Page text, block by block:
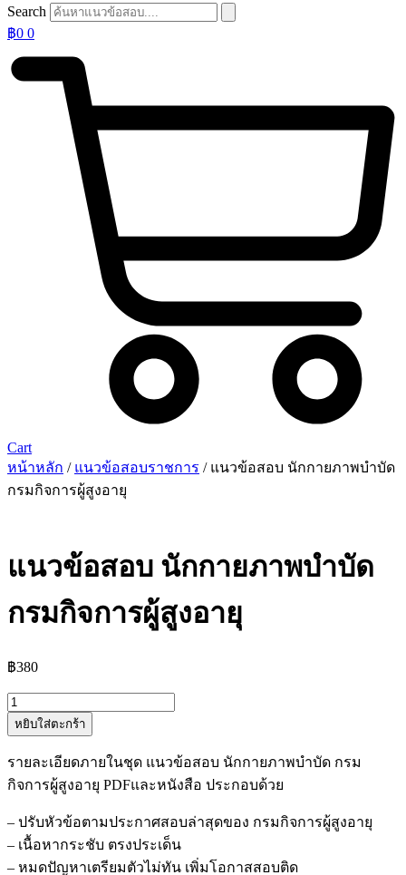
Search
฿0 0
Cart
หน้าหลัก / แนวข้อสอบราชการ / แนวข้อสอบ นักกายภาพบำบัด
กรมกิจการผู้สูงอายุ
แนวข้อสอบ นักกายภาพบำบัด
กรมกิจการผู้สูงอายุ
฿380
จำนวน
แนว
นัก
กายภาพบำบัด
กรม
กิจการ
หยิบใส่ตะกร้า
รายละเอียดภายในชุด แนวข้อสอบ นักกายภาพบำบัด กรม
กิจการผู้สูงอายุ PDFและหนังสือ ประกอบด้วย
– ปรับหัวข้อตามประกาศสอบล่าสุดของ กรมกิจการผู้สูงอายุ
– เนื้อหากระชับ ตรงประเด็น
– หมดปัญหาเตรียมตัวไม่ทัน เพิ่มโอกาสสอบติด